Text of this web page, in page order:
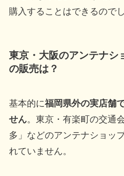
購入することはできるので
東京・大阪のアンテナシ
の販売は？
基本的に福岡県外の実店舗
せん。東京・有楽町の交通
多」などのアンテナショッ
れていません。